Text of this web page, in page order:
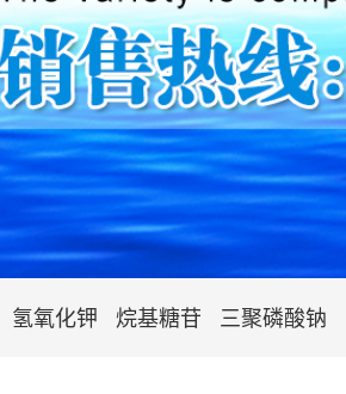
氢氧化钾 烷基糖苷 三聚磷酸钠